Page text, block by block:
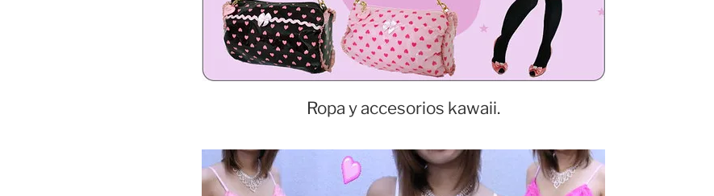
Ropa y accesorios kawaii.